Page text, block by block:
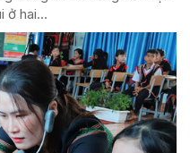
ở hai...